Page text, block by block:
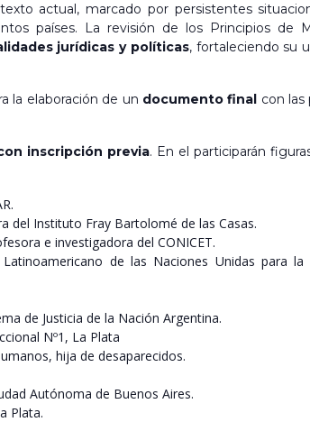
actual, marcado por persistentes
países. La revisión de los Principios de
jurídicas y políticas, fortaleciendo su
la elaboración de un documento final con las
inscripción previa. En el participarán
del Instituto Fray Bartolomé de las Casas.
e investigadora del CONICET.
de las Naciones Unidas para
de Justicia de la Nación Argentina.
Nº1, La Plata
hija de desaparecidos.
Autónoma de Buenos Aires.
Plata.